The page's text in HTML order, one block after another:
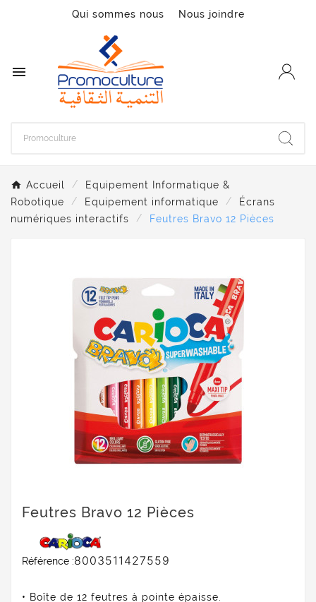
Qui sommes nous Nous joindre

Accueil
Equipement Informatique &
Robotique
Equipement informatique
Écrans
numériques interactifs
Feutres Bravo 12 Pièces
Feutres Bravo 12 Pièces
Référence :8003511427559
• Boîte de 12 feutres à pointe épaisse.